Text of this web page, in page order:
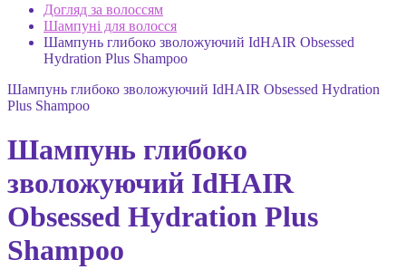
Догляд за волоссям
Шампуні для волосся
Шампунь глибоко зволожуючий IdHAIR Obsessed
Hydration Plus Shampoo
Шампунь глибоко зволожуючий IdHAIR Obsessed Hydration
Plus Shampoo
Шампунь глибоко
зволожуючий IdHAIR
Obsessed Hydration Plus
Shampoo